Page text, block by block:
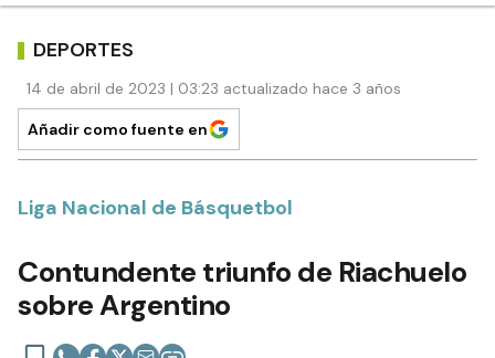
DEPORTES
14 de abril de 2023 | 03:23 actualizado hace 3 años
Añadir como fuente en
Liga Nacional de Básquetbol
Contundente triunfo de Riachuelo
sobre Argentino